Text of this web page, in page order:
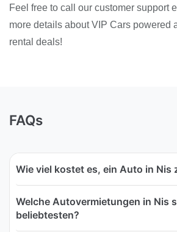
Feel free to call our customer support
more details about VIP Cars powered
rental deals!
FAQs
Wie viel kostet es, ein Auto in Nis
Welche Autovermietungen in Nis
beliebtesten?